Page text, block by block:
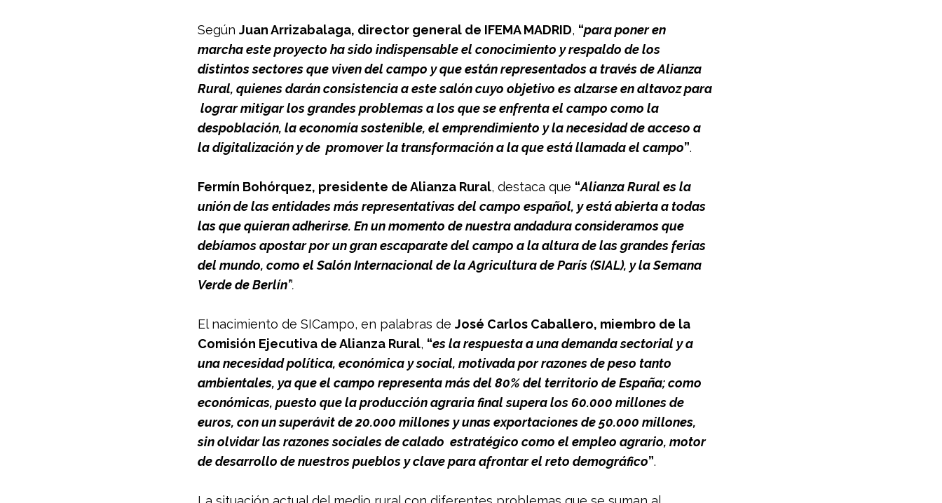
Según Juan Arrizabalaga, director general de IFEMA MADRID, “para poner en
marcha este proyecto ha sido indispensable el conocimiento y respaldo de los
distintos sectores que viven del campo y que están representados a través de Alianza
Rural, quienes darán consistencia a este salón cuyo objetivo es alzarse en altavoz para
lograr mitigar los grandes problemas a los que se enfrenta el campo como la
despoblación, la economía sostenible, el emprendimiento y la necesidad de acceso a
la digitalización y de  promover la transformación a la que está llamada el campo”.
Fermín Bohórquez, presidente de Alianza Rural, destaca que “Alianza Rural es la
unión de las entidades más representativas del campo español, y está abierta a todas
las que quieran adherirse. En un momento de nuestra andadura consideramos que
debíamos apostar por un gran escaparate del campo a la altura de las grandes ferias
del mundo, como el Salón Internacional de la Agricultura de París (SIAL), y la Semana
Verde de Berlín”.
El nacimiento de SICampo, en palabras de José Carlos Caballero, miembro de la
Comisión Ejecutiva de Alianza Rural, “es la respuesta a una demanda sectorial y a
una necesidad política, económica y social, motivada por razones de peso tanto
ambientales, ya que el campo representa más del 80% del territorio de España; como
económicas, puesto que la producción agraria final supera los 60.000 millones de
euros, con un superávit de 20.000 millones y unas exportaciones de 50.000 millones,
sin olvidar las razones sociales de calado  estratégico como el empleo agrario, motor
de desarrollo de nuestros pueblos y clave para afrontar el reto demográfico”.